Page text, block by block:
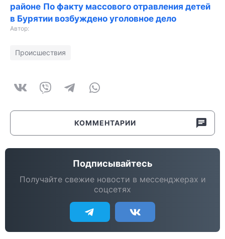
районе По факту массового отравления детей
в Бурятии возбуждено уголовное дело
Автор:
Происшествия
КОММЕНТАРИИ
Подписывайтесь
Получайте свежие новости в мессенджерах и
соцсетях